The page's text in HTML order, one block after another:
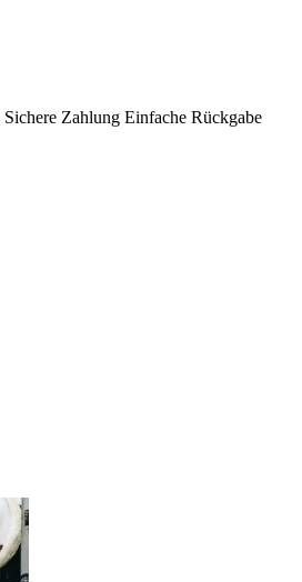
Sichere Zahlung Einfache Rückgabe